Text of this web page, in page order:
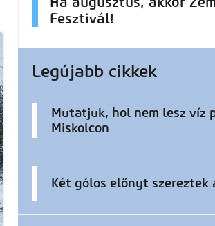
Fesztivál!
Legújabb cikkek
Mutatjuk, hol nem lesz víz
Miskolcon
Két gólos előnyt szereztek